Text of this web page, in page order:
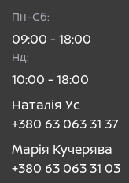
Пн–Сб:
09:00 - 18:00
Нд:
10:00 - 18:00
Наталія Ус
+380 63 063 31 37
Марія Кучерява
+380 63 063 31 03